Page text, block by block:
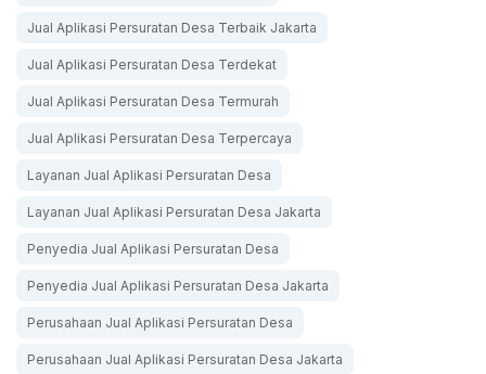
Jual Aplikasi Persuratan Desa Terbaik Jakarta
Jual Aplikasi Persuratan Desa Terdekat
Jual Aplikasi Persuratan Desa Termurah
Jual Aplikasi Persuratan Desa Terpercaya
Layanan Jual Aplikasi Persuratan Desa
Layanan Jual Aplikasi Persuratan Desa Jakarta
Penyedia Jual Aplikasi Persuratan Desa
Penyedia Jual Aplikasi Persuratan Desa Jakarta
Perusahaan Jual Aplikasi Persuratan Desa
Perusahaan Jual Aplikasi Persuratan Desa Jakarta